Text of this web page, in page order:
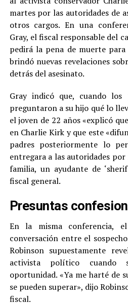
martes por las autoridades de
otros cargos. En una
Gray, el fiscal responsable del
pedirá la pena de muerte para
brindó nuevas revelaciones
detrás del asesinato.
Gray indicó que, cuando los
preguntaron a su hijo qué lo
el joven de 22 años «explicó
en Charlie Kirk y que este
padres posteriormente lo
entregara a las autoridades
familia, un ayudante de
fiscal general.
Presuntas
En la misma conferencia,
conversación entre el
Robinson supuestamente
activista político
oportunidad. «Ya me harté de
se pueden superar», dijo
fiscal.